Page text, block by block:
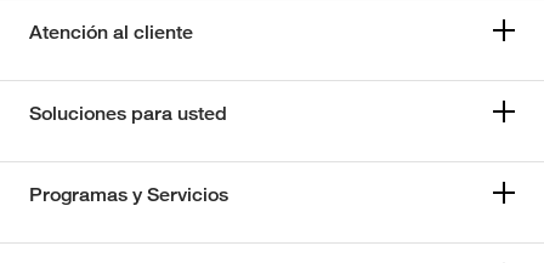
Atención al cliente
Soluciones para usted
Programas y Servicios